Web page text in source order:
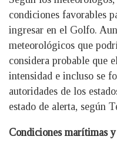
condiciones favorables
ingresar en el Golfo.
meteorológicos que
considera probable que
intensidad e incluso se
autoridades de los
estado de alerta, según
Condiciones marítimas